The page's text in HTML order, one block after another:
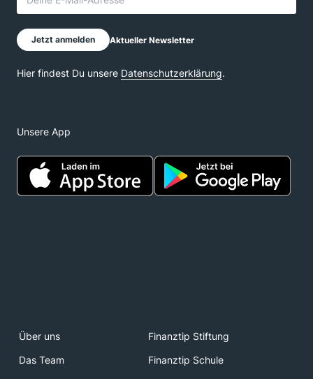
Unsere App
Über uns
Finanztip Stiftung
Das Team
Finanztip Schule